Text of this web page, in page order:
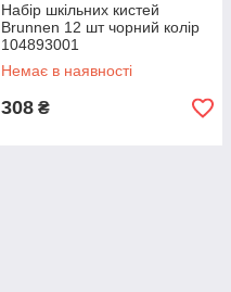
Набір шкільних кистей
Brunnen 12 шт чорний колір
104893001
Немає в наявності
308 ₴